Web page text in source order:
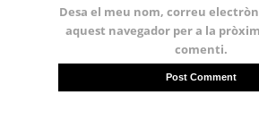
Desa el meu nom, correu
aquest navegador per a la
comenti.